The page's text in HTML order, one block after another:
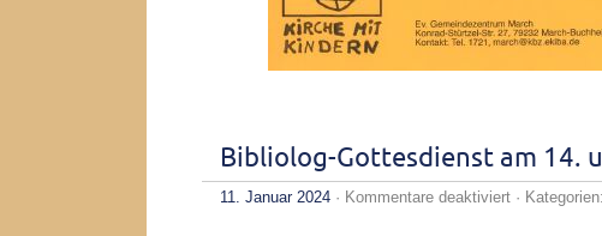
Bibliolog-Gottesdienst am 14.
11. Januar 2024 · Kommentare deaktiviertfür· Kategorien: